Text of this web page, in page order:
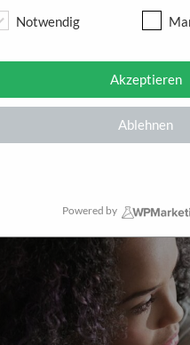
hat
3. Dezember 2024
Notwendig
Akzeptieren
Ablehnen
Powered by